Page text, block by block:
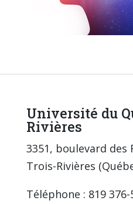
Université du
Rivières
3351, boulevard des
Trois-Rivières
Téléphone : 819 376-